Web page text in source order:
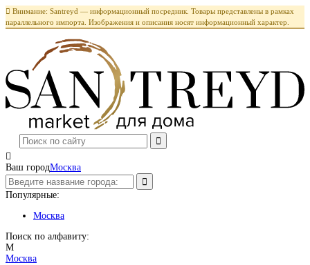
 Внимание: Santreyd — информационный посредник. Товары представлены в рамках
параллельного импорта. Изображения и описания носят информационный характер.

Ваш городМосква
Популярные:
Москва
Поиск по алфавиту:
М
Москва